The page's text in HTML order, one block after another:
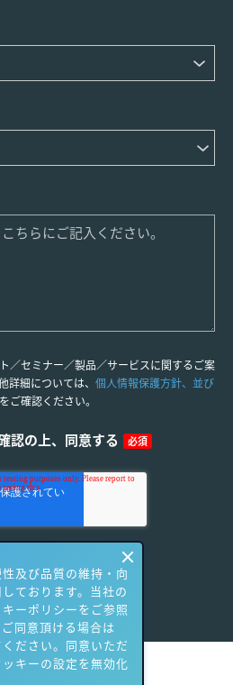
／セミナー／製品／サービスに関するご案
詳細については、 個人情報保護方針、並び
をご確認ください。
認の上、同意する 必須
及び品質の維持・向
ております。当社の
ーポリシーをご参照
同意頂ける場合は
ださい。同意いただ
キーの設定を無効化